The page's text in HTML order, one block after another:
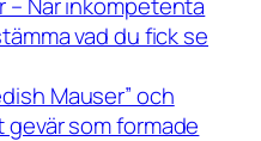
vad du fick se
Mauser” och
som formade